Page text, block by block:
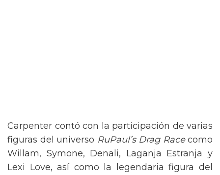
Carpenter contó con la participación de varias
figuras del universo RuPaul’s Drag Racecomo
Willam, Symone, Denali, Laganja Estranja y
Lexi Love, así como la legendaria figura del